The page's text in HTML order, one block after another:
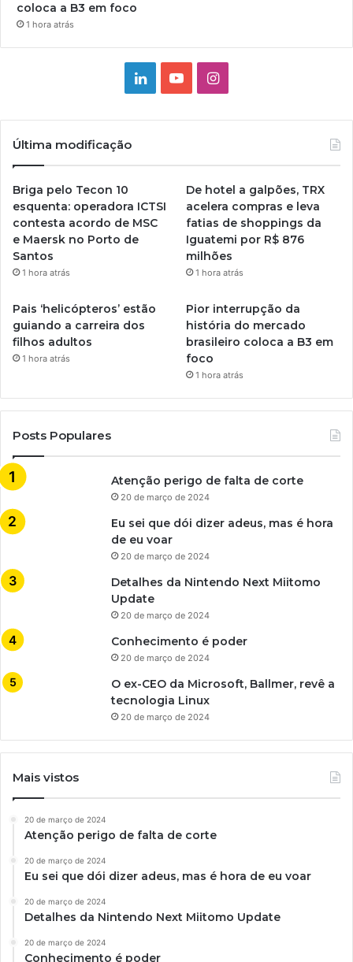
coloca a B3 em foco
1 hora atrás
LinkedinYouTubeInstagram
Última modificação
Briga pelo Tecon 10
esquenta: operadora ICTSI
contesta acordo de MSC
e Maersk no Porto de
Santos
1 hora atrás
De hotel a galpões, TRX
acelera compras e leva
fatias de shoppings da
Iguatemi por R$ 876
milhões
1 hora atrás
Pais ‘helicópteros’ estão
guiando a carreira dos
filhos adultos
1 hora atrás
Pior interrupção da
história do mercado
brasileiro coloca a B3 em
foco
1 hora atrás
Posts Populares
Atenção perigo de falta de corte
20 de março de 2024
Eu sei que dói dizer adeus, mas é hora
de eu voar
20 de março de 2024
Detalhes da Nintendo Next Miitomo
Update
20 de março de 2024
Conhecimento é poder
20 de março de 2024
O ex-CEO da Microsoft, Ballmer, revê a
tecnologia Linux
20 de março de 2024
Mais vistos
20 de março de 2024
Atenção perigo de falta de corte
20 de março de 2024
Eu sei que dói dizer adeus, mas é hora de eu voar
20 de março de 2024
Detalhes da Nintendo Next Miitomo Update
20 de março de 2024
Conhecimento é poder